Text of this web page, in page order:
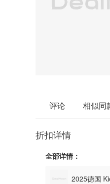
评论 相似同
折扣详情
全部详情：
2025德国